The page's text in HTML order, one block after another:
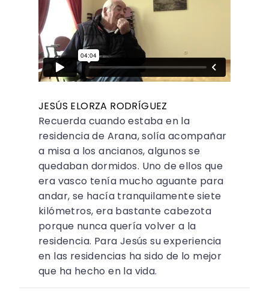
JESÚS ELORZA RODRÍGUEZ
Recuerda cuando estaba en la
residencia de Arana, solía acompañar
a misa a los ancianos, algunos se
quedaban dormidos. Uno de ellos que
era vasco tenía mucho aguante para
andar, se hacía tranquilamente siete
kilómetros, era bastante cabezota
porque nunca quería volver a la
residencia. Para Jesús su experiencia
en las residencias ha sido de lo mejor
que ha hecho en la vida.